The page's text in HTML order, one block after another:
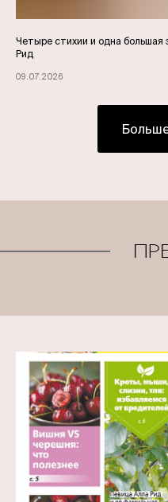
Четыре стихии и одна
Рид
09.07.2026